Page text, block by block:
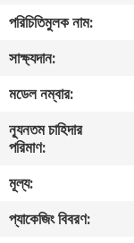
আমাদের
সম্পর্কে
কারখানা
ভ্রমণ
মান
নিয়ন্ত্রণ
পরিচিতিমুলক নাম:
সাক্ষ্যদান:
মডেল নম্বার:
ন্যূনতম চাহিদার
পরিমাণ:
মূল্য:
প্যাকেজিং বিবরণ: